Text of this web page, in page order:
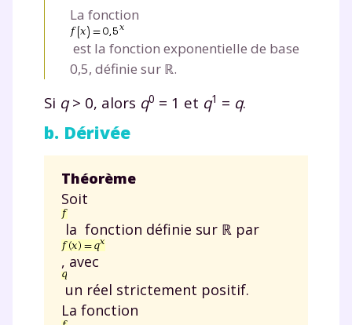
La fonction
est la fonction exponentielle de base
0,5, définie sur ℝ.
Si q > 0, alors q0 = 1 et q1 = q.
b. Dérivée
Théorème
Soit
la fonction définie sur ℝ par
, avec
un réel strictement positif.
La fonction